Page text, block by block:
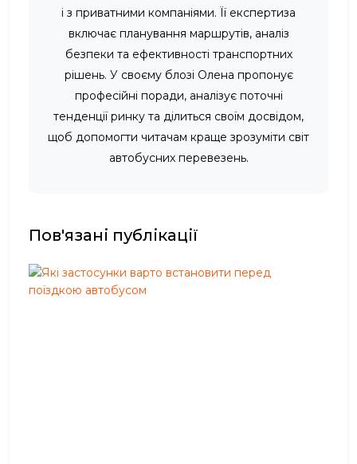
і з приватними компаніями. Її експертиза
включає планування маршрутів, аналіз
безпеки та ефективності транспортних
рішень. У своєму блозі Олена пропонує
професійні поради, аналізує поточні
тенденції ринку та ділиться своїм досвідом,
щоб допомогти читачам краще зрозуміти світ
автобусних перевезень.
Пов'язані публікації